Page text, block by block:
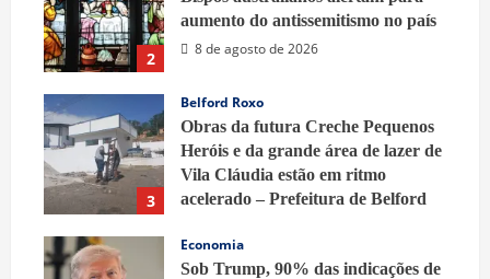
2
aumento do antissemitismo no país
8 de agosto de 2026
3
Belford Roxo
Obras da futura Creche Pequenos
Heróis e da grande área de lazer de
Vila Cláudia estão em ritmo
acelerado – Prefeitura de Belford
8 de agosto de 2026
Economia
Sob Trump, 90% das indicações de